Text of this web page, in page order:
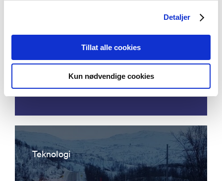
Detaljer
Tillat alle cookies
Kun nødvendige cookies
instrumentation for permanent
condition monitoring of pipeline
Teknologi